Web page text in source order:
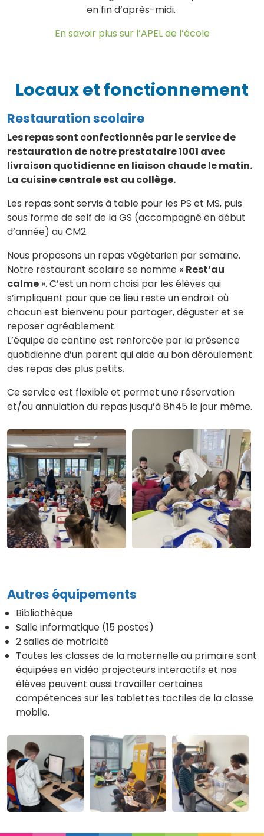
en fin d’après-midi.
En savoir plus sur l’APEL de l’école
Locaux et fonctionnement
Restauration scolaire
Les repas sont confectionnés par le service de
restauration de notre prestataire 1001 avec
livraison quotidienne en liaison chaude le matin.
La cuisine centrale est au collège.
Les repas sont servis à table pour les PS et MS, puis
sous forme de self de la GS (accompagné en début
d’année) au CM2.
Nous proposons un repas végétarien par semaine.
Notre restaurant scolaire se nomme « Rest’au
calme ». C’est un nom choisi par les élèves qui
s’impliquent pour que ce lieu reste un endroit où
chacun est bienvenu pour partager, déguster et se
reposer agréablement.
L’équipe de cantine est renforcée par la présence
quotidienne d’un parent qui aide au bon déroulement
des repas des plus petits.
Ce service est flexible et permet une réservation
et/ou annulation du repas jusqu’à 8h45 le jour même.
Autres équipements
Bibliothèque
Salle informatique (15 postes)
2 salles de motricité
Toutes les classes de la maternelle au primaire sont
équipées en vidéo projecteurs interactifs et nos
élèves peuvent aussi travailler certaines
compétences sur les tablettes tactiles de la classe
mobile.